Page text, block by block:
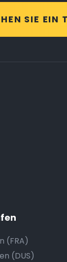
SIE EIN
(FRA)
(DUS)